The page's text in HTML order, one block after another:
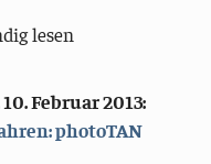
lesen
Februar 2013:
photoTAN